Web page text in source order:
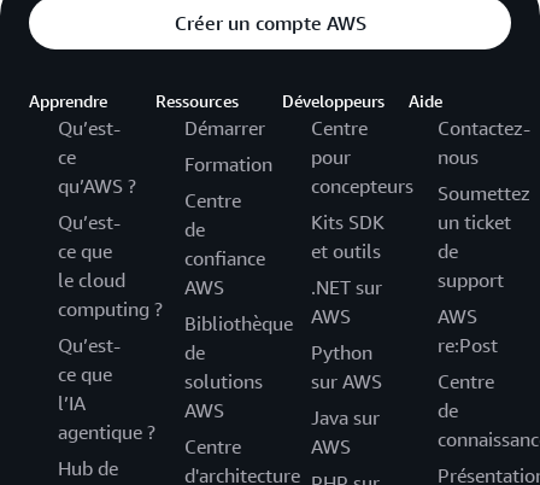
doivent être utilisés dans les 12 mois suivant la date
de création de votre compte. Pour en savoir plus sur
site web de l’offre gratuite AWSet ladocumentation
de l’offre gratuite AWS.
Créer un compte AWS
Apprendre
Qu’est-
ce
qu’AWS ?
Qu’est-
ce que
le cloud
computing ?
Qu’est-
ce que
l’IA
agentique ?
Hub de
Ressources
Démarrer
Formation
Centre
de
confiance
AWS
Bibliothèque
de
solutions
AWS
Centre
d'architecture
Développeurs
Centre
pour
concepteurs
Kits SDK
et outils
.NET sur
AWS
Python
sur AWS
Java sur
AWS
Aide
Contactez-
nous
Soumettez
un ticket
de
support
AWS
re:Post
Centre
de